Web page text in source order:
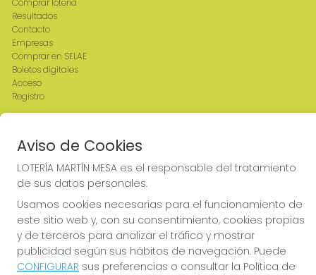
Comprar lotería
Resultados
Contacto
Empresas
Comprar en SELAE
Boletos digitales
Acceso
Registro
CONTACTO
ADMINISTRACION DE LOTERIAS: 2-CIUDAD RODRIGO -
RECEPTOR OFICIAL: 64380
923482019
web@admon2martinmesa.es
Aviso de Cookies
LOTERÍA MARTÍN MESA es el responsable del tratamiento
de sus datos personales.
Usamos cookies necesarias para el funcionamiento de
este sitio web y, con su consentimiento, cookies propias
y de terceros para analizar el tráfico y mostrar
publicidad según sus hábitos de navegación. Puede
CONFIGURAR sus preferencias o consultar la Política de